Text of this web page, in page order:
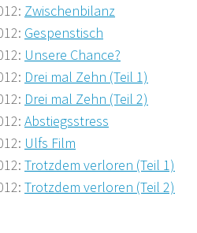
Zwischenbilanz
Gespenstisch
Unsere Chance?
Drei mal Zehn (Teil 1)
Drei mal Zehn (Teil 2)
Abstiegsstress
Ulfs Film
Trotzdem verloren (Teil 1)
Trotzdem verloren (Teil 2)